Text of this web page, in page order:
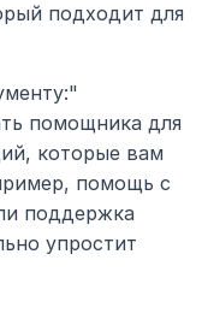
подходит для
помощника для
которые вам
помощь с
поддержка
упростит